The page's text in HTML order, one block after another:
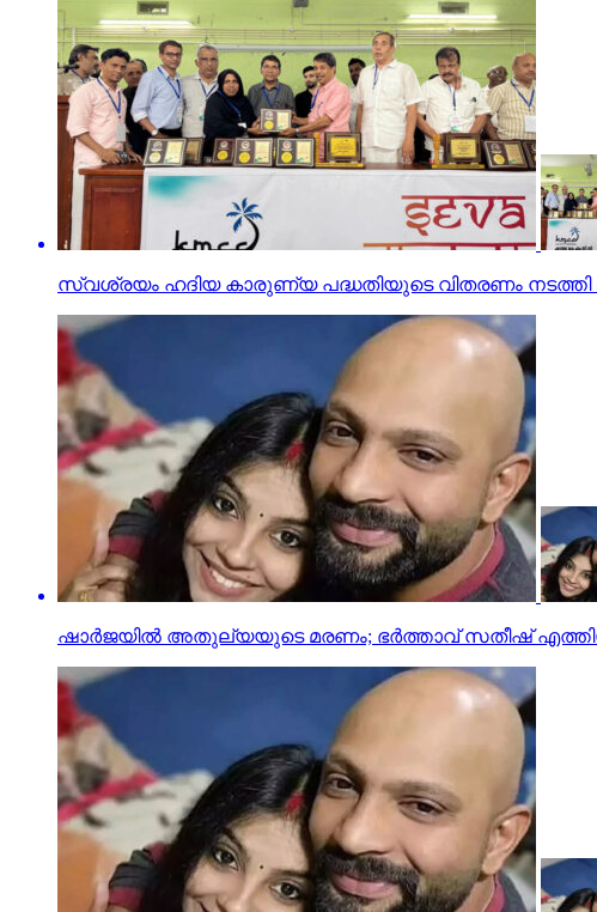
സ്വശ്രയം ഹദിയ കാരുണ്യ പദ്ധതിയുടെ വിതരണം നടത്തി
ഷാര്‍ജയില്‍ അതുല്യയുടെ മരണം; ഭര്‍ത്താവ് സതീഷ്